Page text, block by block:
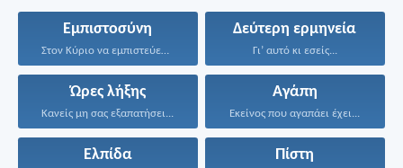
Εμπιστοσύνη
Στον Κύριο να εμπιστεύεσαι...
Δεύτερη ερμηνεία
Γι’ αυτό κι εσείς...
Ώρες λήξης
Κανείς μη σας εξαπατήσει...
Αγάπη
Εκείνος που αγαπάει έχει...
Ελπίδα Πίστη